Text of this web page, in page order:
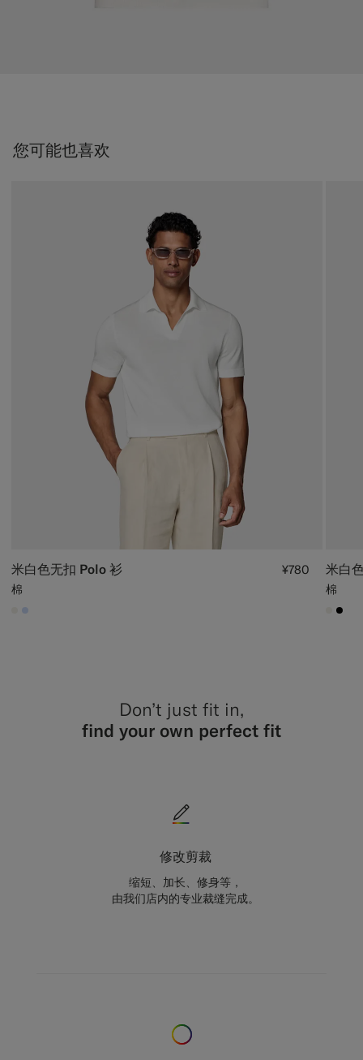
您可能也喜欢
米白色无扣 Polo 衫
棉
¥780
#F1EFE8
#CCDCF9
米白
棉
Don’t just fit in,
find your own perfect fit
修改剪裁
缩短、加长、修身等，
由我们店内的专业裁缝完成。